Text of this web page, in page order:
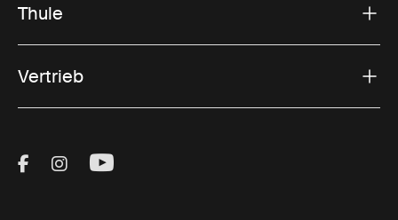
Thule
Vertrieb
Visit Thule on Facebook (external link)
Visit Thule on Instagram (external link)
Visit Thule on Youtube (external